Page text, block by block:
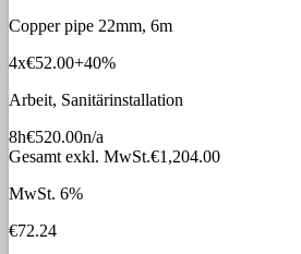
Copper pipe 22mm, 6m
4x€52.00+40%
Arbeit, Sanitärinstallation
8h€520.00n/a
Gesamt exkl. MwSt.€1,204.00
MwSt. 6%
€72.24